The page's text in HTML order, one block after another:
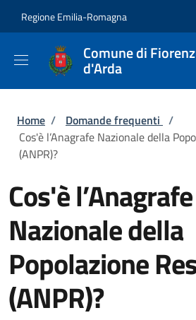
Regione Emilia-Romagna
Comune di
d'Arda
Briciole di pane
Home / Domande frequenti /
Cos'è l’Anagrafe Nazionale della
(ANPR)?
Cos'è l’Anagrafe
Nazionale della
Popolazione
(ANPR)?